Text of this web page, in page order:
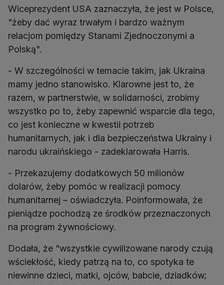
Wiceprezydent USA zaznaczyła, że jest w Polsce,
"żeby dać wyraz trwałym i bardzo ważnym
relacjom pomiędzy Stanami Zjednoczonymi a
Polską".
- W szczególności w temacie takim, jak Ukraina
mamy jedno stanowisko. Klarowne jest to, że
razem, w partnerstwie, w solidarności, zrobimy
wszystko po to, żeby zapewnić wsparcie dla tego,
co jest konieczne w kwestii potrzeb
humanitarnych, jak i dla bezpieczeństwa Ukrainy i
narodu ukraińskiego - zadeklarowała Harris.
- Przekazujemy dodatkowych 50 milionów
dolarów, żeby pomóc w realizacji pomocy
humanitarnej – oświadczyła. Poinformowała, że
pieniądze pochodzą ze środków przeznaczonych
na program żywnościowy.
Dodała, że "wszystkie cywilizowane narody czują
wściekłość, kiedy patrzą na to, co spotyka te
niewinne dzieci, matki, ojców, babcie, dziadków;